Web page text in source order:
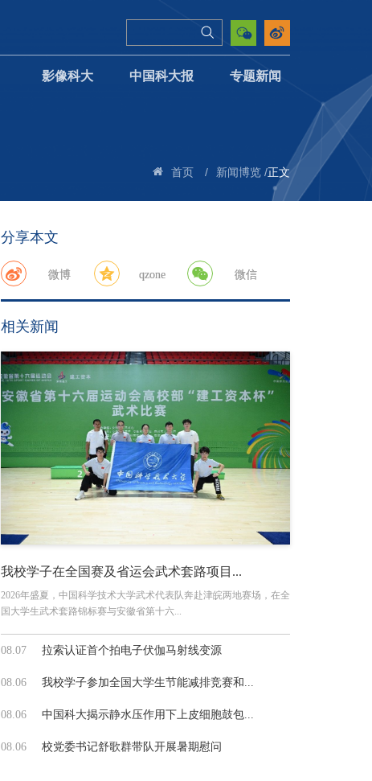
影像科大 中国科大报 专题新闻
首页 / 新闻博览 /正文
分享本文
微博 qzone 微信
相关新闻
我校学子在全国赛及省运会武术套路项目...
2026年盛夏，中国科学技术大学武术代表队奔赴津皖两地赛场，在全
国大学生武术套路锦标赛与安徽省第十六...
08.07 拉索认证首个拍电子伏伽马射线变源
08.06 我校学子参加全国大学生节能减排竞赛和...
08.06 中国科大揭示静水压作用下上皮细胞鼓包...
08.06 校党委书记舒歌群带队开展暑期慰问